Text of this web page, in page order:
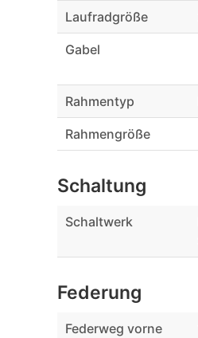
Laufradgröße
Gabel
Rahmentyp
Rahmengröße
Schaltung
Schaltwerk
Federung
Federweg vorne